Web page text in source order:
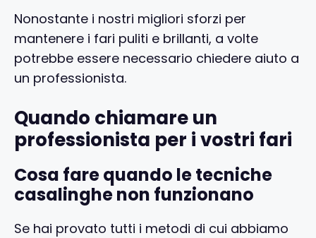
Nonostante i nostri migliori sforzi per
mantenere i fari puliti e brillanti, a volte
potrebbe essere necessario chiedere aiuto a
un professionista.
Quando chiamare un
professionista per i vostri fari
Cosa fare quando le tecniche
casalinghe non funzionano
Se hai provato tutti i metodi di cui abbiamo